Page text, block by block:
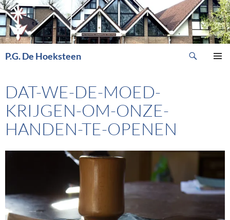
Ga
naar
de
inhoud
P.G. De Hoeksteen
DAT-WE-DE-MOED-
KRIJGEN-OM-ONZE-
HANDEN-TE-OPENEN